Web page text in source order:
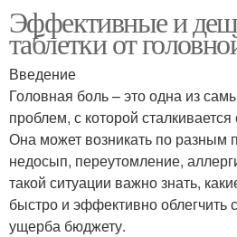
Эффективные и
таблетки от
Введение
Головная боль – это одна из
проблем, с которой
Она может возникать по разным
недосып, переутомление,
такой ситуации важно знать,
быстро и эффективно облегчить
ущерба бюджету.